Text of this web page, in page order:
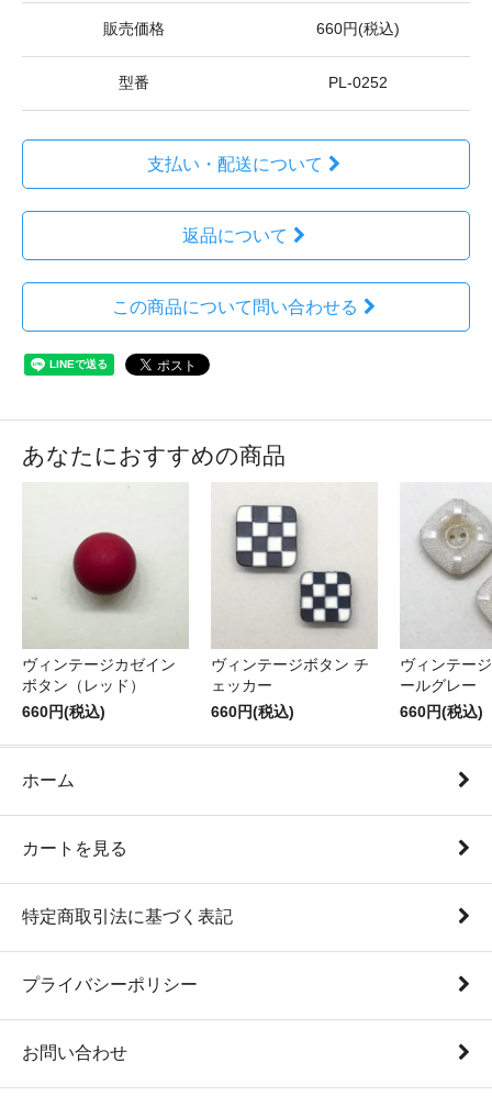
販売価格 660円(税込)
型番 PL-0252
支払い・配送について
返品について
この商品について問い合わせる
あなたにおすすめの商品
ヴィンテージカゼイン
ボタン（レッド）
660円(税込)
ヴィンテージボタン チ
ェッカー
660円(税込)
ヴィンテー
ールグレー
660円(税込)
ホーム
カートを見る
特定商取引法に基づく表記
プライバシーポリシー
お問い合わせ